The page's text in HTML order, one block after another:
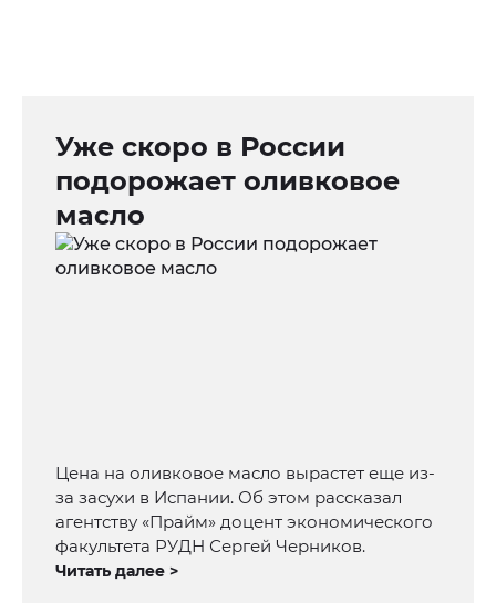
Уже скоро в России
подорожает оливковое
масло
Цена на оливковое масло вырастет еще из-
за засухи в Испании. Об этом рассказал
агентству «Прайм» доцент экономического
факультета РУДН Сергей Черников.
Читать далее >